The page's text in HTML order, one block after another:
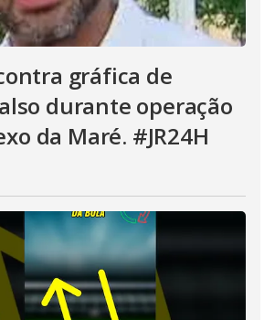
gráfica de
durante operação
da Maré. #JR24H